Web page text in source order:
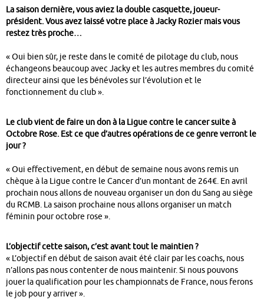
La saison dernière, vous aviez la double casquette, joueur-
président. Vous avez laissé votre place à Jacky Rozier mais vous
restez très proche…
« Oui bien sûr, je reste dans le comité de pilotage du club, nous
échangeons beaucoup avec Jacky et les autres membres du comité
directeur ainsi que les bénévoles sur l’évolution et le
fonctionnement du club ».
Le club vient de faire un don à la Ligue contre le cancer suite à
Octobre Rose. Est ce que d’autres opérations de ce genre verront le
jour ?
« Oui effectivement, en début de semaine nous avons remis un
chèque à la Ligue contre le Cancer d’un montant de 264€. En avril
prochain nous allons de nouveau organiser un don du Sang au siège
du RCMB. La saison prochaine nous allons organiser un match
féminin pour octobre rose ».
L’objectif cette saison, c’est avant tout le maintien ?
« L’objectif en début de saison avait été clair par les coachs, nous
n’allons pas nous contenter de nous maintenir. Si nous pouvons
jouer la qualification pour les championnats de France, nous ferons
le job pour y arriver ».